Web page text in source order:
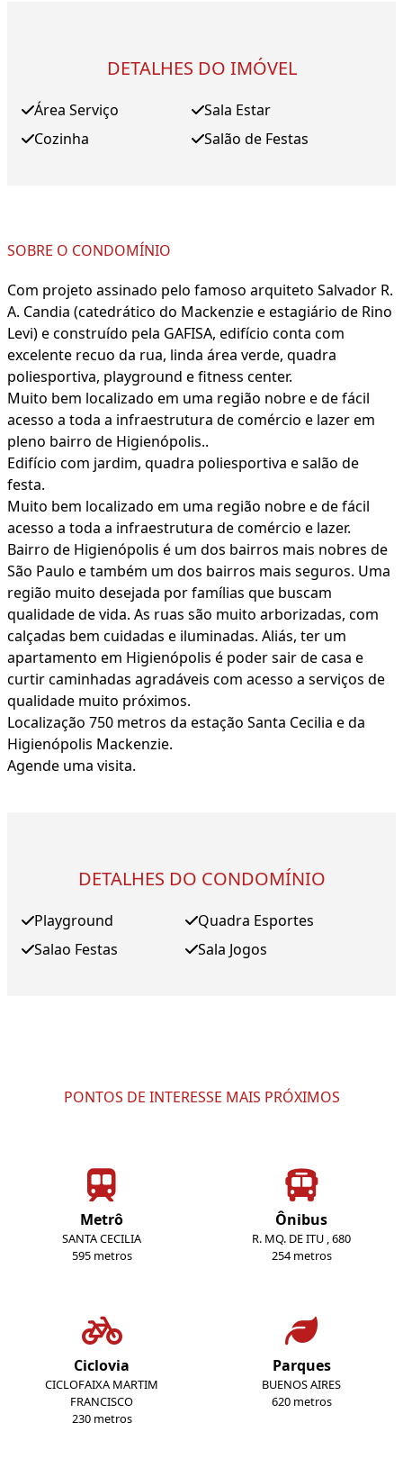
DETALHES DO IMÓVEL
Área Serviço
Cozinha
Sala Estar
Salão de Festas
SOBRE O CONDOMÍNIO
Com projeto assinado pelo famoso arquiteto Salvador R.
A. Candia (catedrático do Mackenzie e estagiário de Rino
Levi) e construído pela GAFISA, edifício conta com
excelente recuo da rua, linda área verde, quadra
poliesportiva, playground e fitness center.
Muito bem localizado em uma região nobre e de fácil
acesso a toda a infraestrutura de comércio e lazer em
pleno bairro de Higienópolis..
Edifício com jardim, quadra poliesportiva e salão de
festa.
Muito bem localizado em uma região nobre e de fácil
acesso a toda a infraestrutura de comércio e lazer.
Bairro de Higienópolis é um dos bairros mais nobres de
São Paulo e também um dos bairros mais seguros. Uma
região muito desejada por famílias que buscam
qualidade de vida. As ruas são muito arborizadas, com
calçadas bem cuidadas e iluminadas. Aliás, ter um
apartamento em Higienópolis é poder sair de casa e
curtir caminhadas agradáveis com acesso a serviços de
qualidade muito próximos.
Localização 750 metros da estação Santa Cecilia e da
Higienópolis Mackenzie.
Agende uma visita.
DETALHES DO CONDOMÍNIO
Playground
Salao Festas
Quadra Esportes
Sala Jogos
PONTOS DE INTERESSE MAIS PRÓXIMOS
Metrô
SANTA CECILIA
595 metros
Ônibus
R. MQ. DE ITU , 680
254 metros
Ciclovia
CICLOFAIXA MARTIM
FRANCISCO
230 metros
Parques
BUENOS AIRES
620 metros